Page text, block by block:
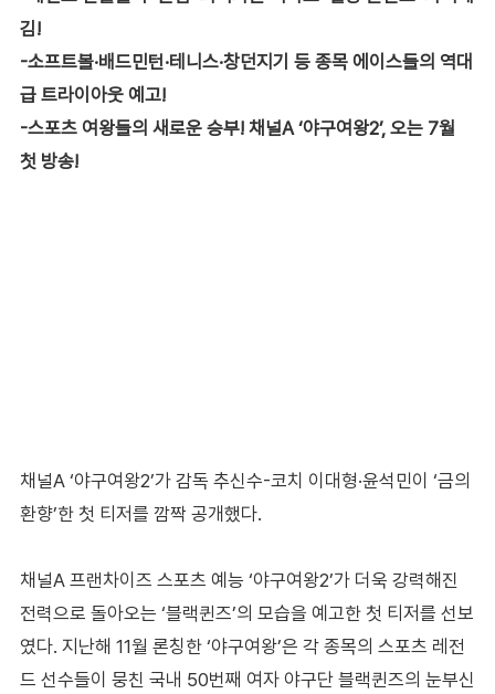
김!
-소프트볼·배드민턴·테니스·창던지기 등 종목 에이스들의 역대
급 트라이아웃 예고!
-스포츠 여왕들의 새로운 승부! 채널A ‘야구여왕2’, 오는 7월
첫 방송!
채널A ‘야구여왕2’가 감독 추신수-코치 이대형·윤석민이 ‘금의
환향’한 첫 티저를 깜짝 공개했다.
채널A 프랜차이즈 스포츠 예능 ‘야구여왕2’가 더욱 강력해진
전력으로 돌아오는 ‘블랙퀸즈’의 모습을 예고한 첫 티저를 선보
였다. 지난해 11월 론칭한 ‘야구여왕’은 각 종목의 스포츠 레전
드 선수들이 뭉친 국내 50번째 여자 야구단 블랙퀸즈의 눈부신